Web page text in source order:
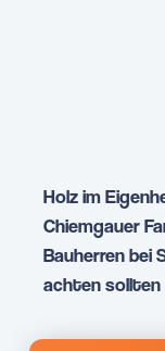
Holz im
Chiemgauer
Bauherren bei
achten sollten